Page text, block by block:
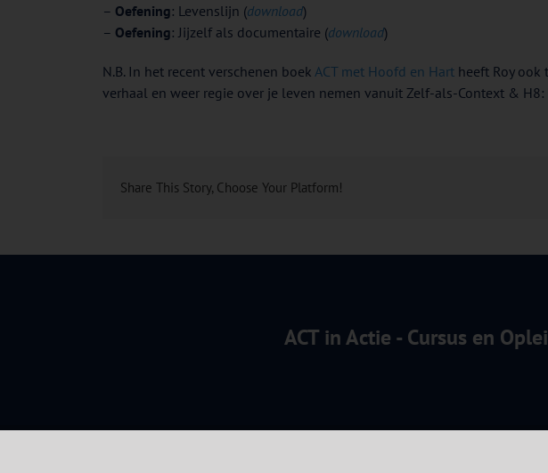
– Oefening: Levenslijn (download)
– Oefening: Jijzelf als documentaire (download)
N.B. In het recent verschenen boek ACT met Hoofd en Hartheeft Roy ook
verhaal en weer regie over je leven nemen vanuit Zelf-als-Context &
Share This Story, Choose Your Platform!
ACT in Actie - Cursus en